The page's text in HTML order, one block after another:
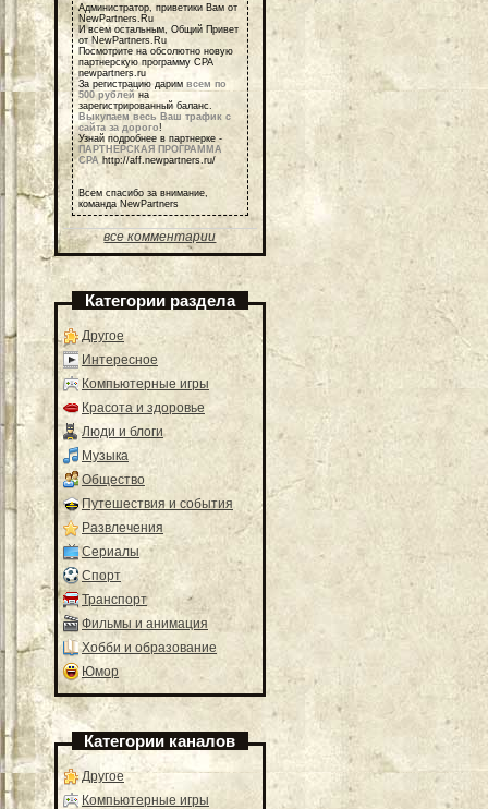
Администратор, приветики Вам от
NewPartners.Ru
И всем остальным, Общий Привет
от NewPartners.Ru
Посмотрите на обсолютно новую
партнерскую программу СРА
newpartners.ru
За регистрацию дарим всем по
500 рублейна
зарегистрированный баланс.
Выкупаем весь Ваш трафик с
сайта за дорого!
Узнай подробнее в партнерке -
ПАРТНЕРСКАЯ ПРОГРАММА
СРА http://aff.newpartners.ru/
Всем спасибо за внимание,
команда NewPartners
все комментарии
Категории раздела
Другое
Интересное
Компьютерные игры
Красота и здоровье
Люди и блоги
Музыка
Общество
Путешествия и события
Развлечения
Сериалы
Спорт
Транспорт
Фильмы и анимация
Хобби и образование
Юмор
Категории каналов
Другое
Компьютерные игры